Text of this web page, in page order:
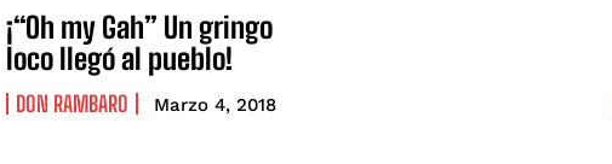
¡“Oh my Gah” Un gringo
loco llegó al pueblo!
DON RAMBARO Marzo 4, 2018